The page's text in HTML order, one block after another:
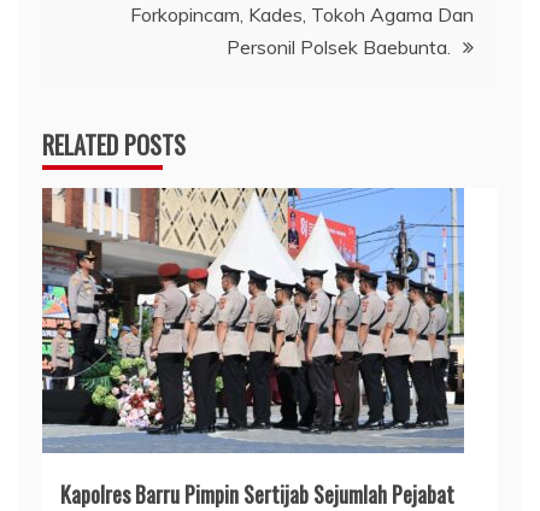
Forkopincam, Kades, Tokoh Agama Dan
Personil Polsek Baebunta.
RELATED POSTS
Kapolres Barru Pimpin Sertijab Sejumlah Pejabat